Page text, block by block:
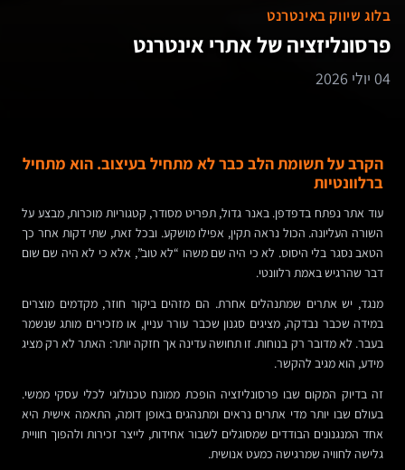
בלוג שיווק באינטרנט
פרסונליזציה של אתרי אינטרנט
04 יולי 2026
הקרב על תשומת הלב כבר לא מתחיל בעיצוב. הוא מתחיל
ברלוונטיות
עוד אתר נפתח בדפדפן. באנר גדול, תפריט מסודר, קטגוריות מוכרות, מבצע על
השורה העליונה. הכול נראה תקין, אפילו מושקע. ובכל זאת, שתי דקות אחר כך
הטאב נסגר בלי היסוס. לא כי היה שם משהו “לא טוב”, אלא כי לא היה שם שום
דבר שהרגיש באמת רלוונטי.
מנגד, יש אתרים שמתנהלים אחרת. הם מזהים ביקור חוזר, מקדמים מוצרים
במידה שכבר נבדקה, מציגים סגנון שכבר עורר עניין, או מזכירים מותג שנשמר
בעבר. לא מדובר רק בנוחות. זו תחושה עדינה אך חזקה יותר: האתר לא רק מציג
מידע, הוא מגיב להקשר.
זה בדיוק המקום שבו פרסונליזציה הופכת ממונח טכנולוגי לכלי עסקי ממשי.
בעולם שבו יותר מדי אתרים נראים ומתנהגים באופן דומה, התאמה אישית היא
אחד המנגנונים הבודדים שמסוגלים לשבור אחידות, לייצר זכירות ולהפוך חוויית
גלישה לחוויה שמרגישה כמעט אנושית.